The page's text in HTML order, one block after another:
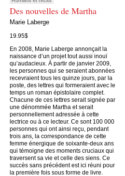
Des nouvelles de Martha
Marie Laberge
19.95$
En 2008, Marie Laberge annonçait la
naissance d’un projet tout aussi inouï
qu’audacieux. À partir de janvier 2009,
les personnes qui se seraient abonnées
recevraient tous les quinze jours, par la
poste, des lettres qui formeraient avec le
temps un roman épistolaire complet.
Chacune de ces lettres serait signée par
une dénommée Martha et serait
personnellement adressée à cette
lectrice ou à ce lecteur. Ce sont 100 000
personnes qui ont ainsi reçu, pendant
trois ans, la correspondance de cette
femme énergique de soixante-deux ans
qui témoigne des moments cruciaux qui
traversent sa vie et celle des siens. Ce
succès sans précédent est ici réuni pour
la première fois sous forme de livre.